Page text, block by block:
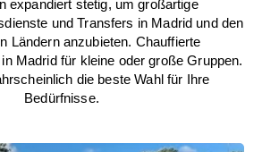
expandiert stetig, um großartige
und Transfers in Madrid und den
Ländern anzubieten. Chauffierte
Madrid für kleine oder große Gruppen.
die beste Wahl für Ihre
Bedürfnisse.